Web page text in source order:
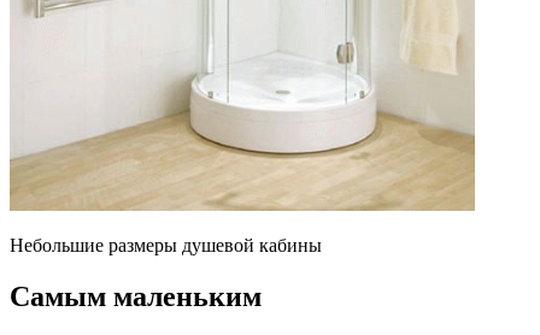
Небольшие размеры душевой кабины
Самым маленьким